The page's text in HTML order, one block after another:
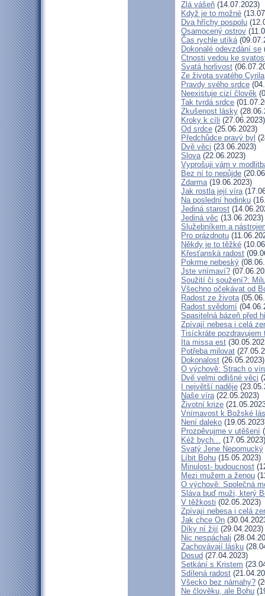
Zlá vášeň (14.07.2023)
Když je to možné
Dva hříchy pospolu
Osamocený ostrov
Čas rychle utíká
Dokonalé odevzdání se
Ctnosti vedou ke
Svatá horlivost
Ze života svatého Cyrila
Pravdy svého srdce
Neexistuje cizí člověk
Tak tvrdá srdce
Zkušenost lásky
Kroky k cíli (27.06.2023)
Od srdce (25.06.2023)
Předchůdce pravý byl
Dvě věci (23.06.2023)
Slova(22.06.2023)
Vyprošuji vám v
Bez ní to nepůjde
Zdarma(19.06.2023)
Jak rostla její víra
Na poslední hodinku
Jediná starost
Jediná věc (13.06.2023)
Služebníkem a
Pro prázdnotu
Někdy je to těžké
Křesťanská radost
Pokrme nebeský
Jste vnímaví?
Soužití či soužení?:
Všechno očekávat od
Radost ze života
Radost svědomí
Spasitelná bázeň před
Zpívají nebesa i celá
Tisíckráte pozdravujem
Ita missa est
Potřeba milovat
Dokonalost (26.05.2023)
O výchově: Strach o
Dvě velmi odlišné věci
I největší naděje
Naše víra(22.05.2023)
Životní krize
Vnímavost k Božské
Není daleko
Prozpěvujme v utěšení
Kéž bych... (17.05.2023)
Svatý Jene Nepomucký
Líbit Bohu (15.05.2023)
Minulost- budoucnost
Mezi mužem a ženou
O výchově: Společná
Sláva buď muži, který
V těžkosti (02.05.2023)
Zpívají nebesa i celá
Jak chce On
Díky ní žijí (29.04.2023)
Nic nespáchali
Zachovávají lásku
Dosud (27.04.2023)
Setkání s Kristem
Sdílená radost
Všecko bez námahy?
Ne člověku, ale Bohu